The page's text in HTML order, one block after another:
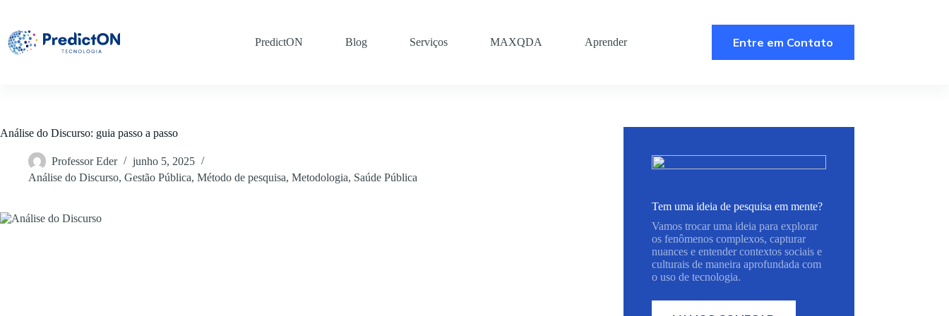
conteúdo
PredictON Blog Serviços MAXQDA Aprender Entre em Contato
Análise do Discurso: guia passo a passo
Professor Eder
junho 5, 2025
Análise do Discurso, Gestão Pública, Método de pesquisa, Metodologia, Saúde Pública
Tem uma ideia de pesquisa em mente?
Vamos trocar uma ideia para explorar
os fenômenos complexos, capturar
nuances e entender contextos sociais e
culturais de maneira aprofundada com
o uso de tecnologia.